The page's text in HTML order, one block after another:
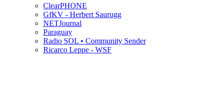
ClearPHONE
GfKV - Herbert Saurugg
NETJournal
Paraguay
Radio SOL • Community Sender
Ricarco Leppe - WSF